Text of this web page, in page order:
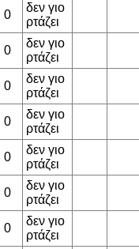
0
δεν γιο
ρτάζει
0
δεν γιο
ρτάζει
0
δεν γιο
ρτάζει
0
δεν γιο
ρτάζει
0
δεν γιο
ρτάζει
0
δεν γιο
ρτάζει
0
δεν γιο
ρτάζει